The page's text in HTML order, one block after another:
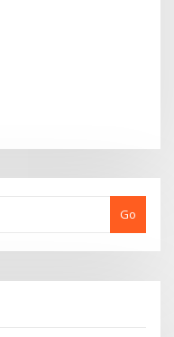
Go